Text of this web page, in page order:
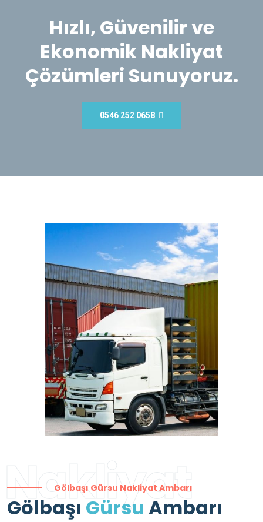
Hızlı, Güvenilir ve
Ekonomik Nakliyat
Çözümleri Sunuyoruz.
0546 252 0658
Nakliyat
Gölbaşı Gürsu Nakliyat Ambarı
Gölbaşı Gürsu Ambarı